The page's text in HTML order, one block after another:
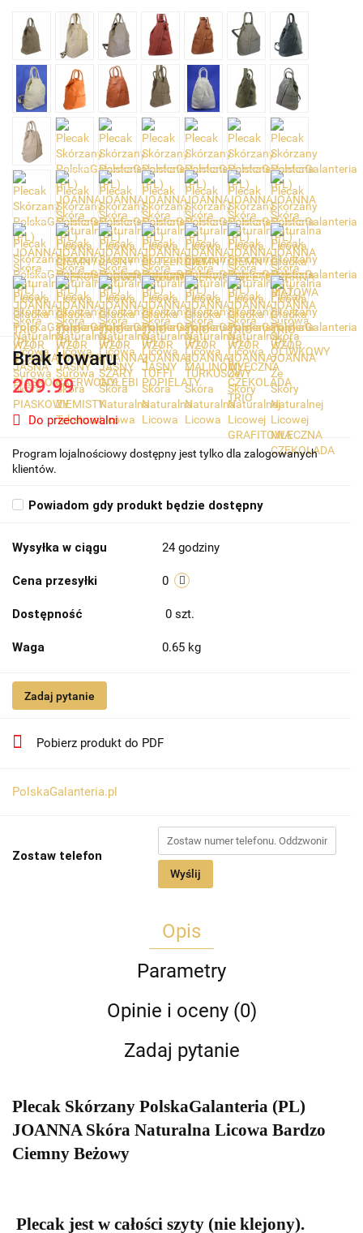
Brak towaru
209.99
Do przechowalni
Program lojalnościowy dostępny jest tylko dla zalogowanych
klientów.
Powiadom gdy produkt będzie dostępny
Wysyłka w ciągu 24 godziny
Cena przesyłki 0
Dostępność 0 szt.
Waga 0.65 kg
Zadaj pytanie
Pobierz produkt do PDF
PolskaGalanteria.pl
Zostaw telefon
Wyślij
Opis
Parametry
Opinie i oceny (0)
Zadaj pytanie
Plecak Skórzany PolskaGalanteria (PL)
JOANNA Skóra Naturalna Licowa Bardzo
Ciemny Beżowy
Plecak jest w całości szyty (nie klejony).